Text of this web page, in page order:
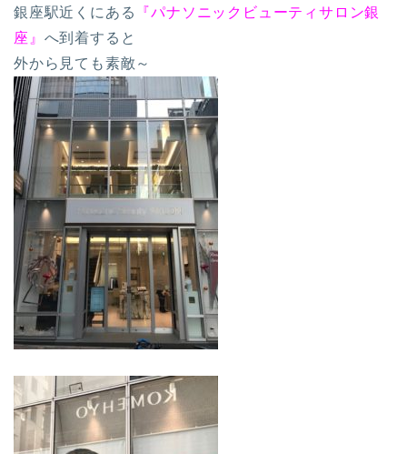
銀座駅近くにある
『パナソニックビューティサロン銀
座』 へ到着すると
外から見ても素敵～